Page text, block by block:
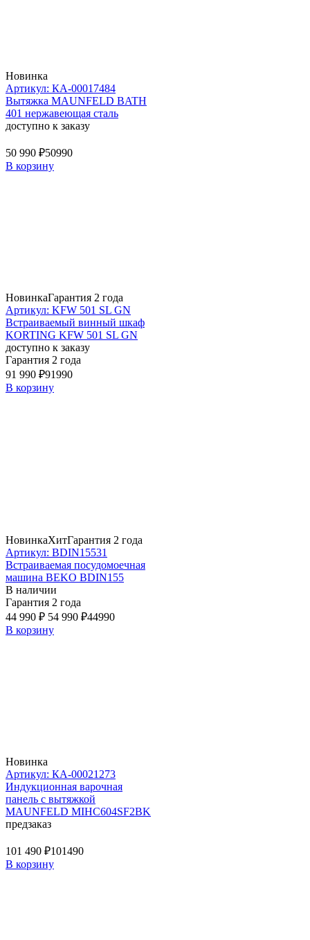
Новинка
Артикул: КА-00017484
Вытяжка MAUNFELD BATH
401 нержавеющая сталь
доступно к заказу
50 990 ₽50990
В корзину
НовинкаГарантия 2 года
Артикул: KFW 501 SL GN
Встраиваемый винный шкаф
KORTING KFW 501 SL GN
доступно к заказу
Гарантия 2 года
91 990 ₽91990
В корзину
НовинкаХитГарантия 2 года
Артикул: BDIN15531
Встраиваемая посудомоечная
машина BEKO BDIN155
В наличии
Гарантия 2 года
44 990 ₽ 54 990 ₽44990
В корзину
Новинка
Артикул: КА-00021273
Индукционная варочная
панель с вытяжкой
MAUNFELD MIHC604SF2BK
предзаказ
101 490 ₽101490
В корзину